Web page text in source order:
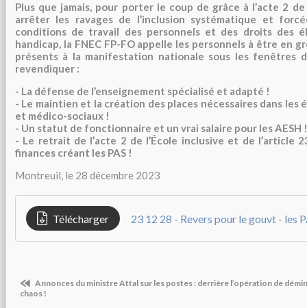
Plus que jamais, pour porter le coup de grâce à l’acte 2 de
arrêter les ravages de l’inclusion systématique et
conditions de travail des personnels et des droits des
handicap, la FNEC FP-FO appelle les personnels à être en
présents à la manifestation nationale sous les fenêtres
revendiquer :
- La défense de l’enseignement spécialisé et adapté !
- Le maintien et la création des places nécessaires dans les
et médico-sociaux !
- Un statut de fonctionnaire et un vrai salaire pour les AESH !
- Le retrait de l’acte 2 de l’École inclusive et de l’article
finances créant les PAS !
Montreuil, le 28 décembre 2023
Télécharger
Annonces du ministre Attal sur les postes : derrière l’opération de
chaos !